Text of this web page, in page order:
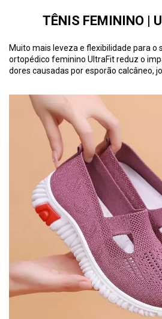
TÊNIS FEMININO |
Muito mais leveza e flexibilidade para o
ortopédico feminino UltraFit reduz o
dores causadas por esporão calcâneo,